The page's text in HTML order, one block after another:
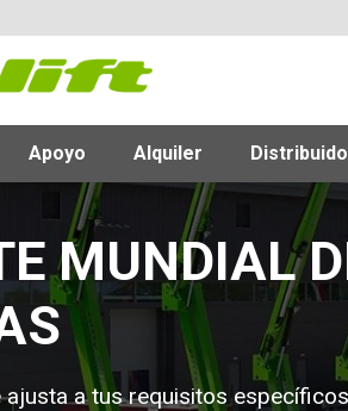
Apoyo Alquiler
MUNDIAL
a tus requisitos